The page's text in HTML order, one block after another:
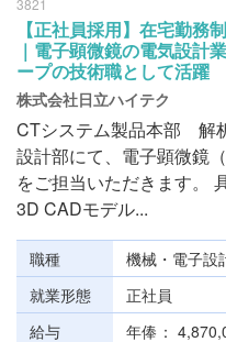
3821
【正社員採用】在宅勤務
｜電子顕微鏡の電気設計
ープの技術職として活躍
株式会社日立ハイテク
CTシステム製品本部 解
設計部にて、電子顕微鏡
をご担当いただきます。
3D CADモデル...
職種
機械・電子設
就業形態
正社員
給与
年俸